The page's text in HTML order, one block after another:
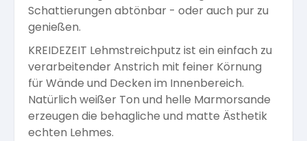
Pflege und Reinigung
Pflege
Kalkfarben
Anti Schimmelfarbe
Isolierfarben
Silikatfarben
Pflege und Reinigung
Spezialprodukte
Arbeitshandschuhe
Dichtmassen
Farbwalzen
Schattierungen abtönbar - oder auch pur zu
genießen.
KREIDEZEIT Lehmstreichputz ist ein einfach zu
verarbeitender Anstrich mit feiner Körnung
für Wände und Decken im Innenbereich.
Natürlich weißer Ton und helle Marmorsande
erzeugen die behagliche und matte Ästhetik
echten Lehmes.